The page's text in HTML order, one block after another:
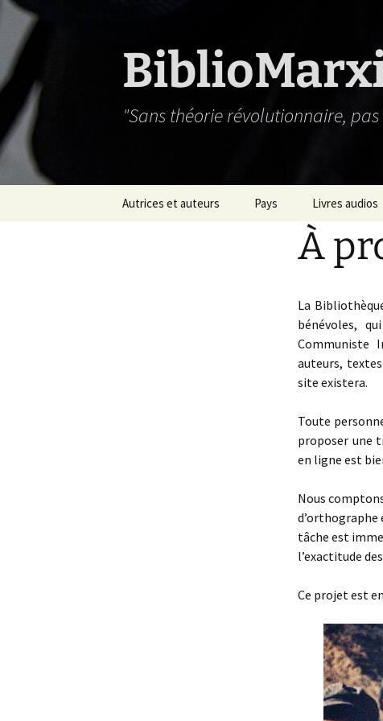
Aller
contenu
"Sans théorie révolutionnaire,
Autrices et auteurs Pays Livres audios
À
La
bénévoles,
Communiste
auteurs,
site existera.
Toute
proposer une
en ligne est
Nous
d’orthographe
tâche est
l’exactitude
Ce projet est